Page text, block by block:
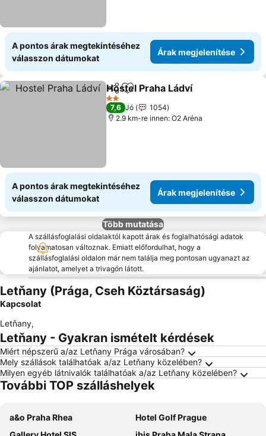
A pontos árak megtekintéséhez
válasszon dátumokat
Árak megjelenítése
Megosztás
Hozzáadás a kedvencekhez
Hostel Praha Ládví
2 Kategória
7,6 Jó
1054
2.9 km-re innen: O2 Aréna
A pontos árak megtekintéséhez
válasszon dátumokat
Árak megjelenítése
Több mutatása
A szállásfoglalási oldalaktól kapott árak és foglalhatósági adatok
folyamatosan változnak. Emiatt előfordulhat, hogy a
szállásfoglalási oldalon már nem találja meg pontosan ugyanazt az
ajánlatot, amelyet a trivagón látott.
Letňany (Prága, Cseh Köztársaság)
Kapcsolat
Letňany,
Letňany - Gyakran ismételt kérdések
Miért népszerű a/az Letňany Prága városában?
Mely szállások találhatóak a/az Letňany közelében?
Milyen egyéb látnivalók találhatóak a/az Letňany közelében?
További TOP szálláshelyek
a&o Praha Rhea
Hotel Golf Prague